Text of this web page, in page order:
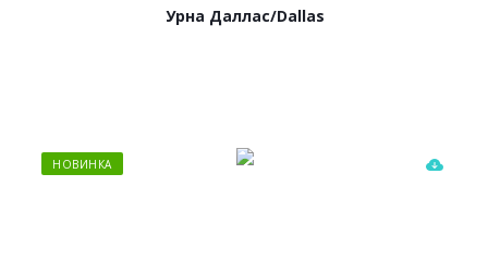
Урна Даллас/Dallas
НОВИНКА